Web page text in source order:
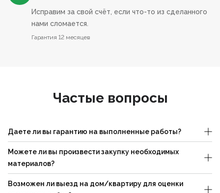
Исправим за свой счёт, если что-то из сделанного
нами сломается.
Гарантия 12 месяцев
Частые вопросы
Даете ли вы гарантию на выполненные работы?
Можете ли вы произвести закупку необходимых
материалов?
Возможен ли выезд на дом/квартиру для оценки